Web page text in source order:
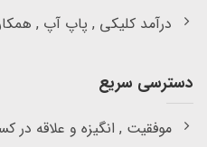
درآمد کلیکی , پاپ آپ ,
دسترسی سریع
موفقیت , انگیزه و علاقه در